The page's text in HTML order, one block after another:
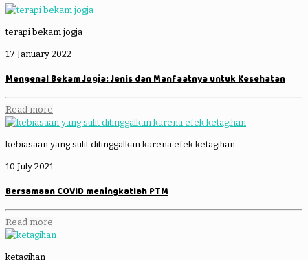
terapi bekam jogja
17 January 2022
Mengenal Bekam Jogja: Jenis dan Manfaatnya untuk Kesehatan
Read more
kebiasaan yang sulit ditinggalkan karena efek ketagihan
10 July 2021
Bersamaan COVID meningkatlah PTM
Read more
ketagihan